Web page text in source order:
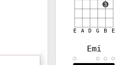
E A D G B E
3
Emi